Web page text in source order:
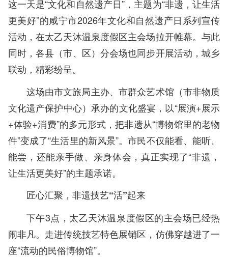
这一天是“文化和自然遗产日”，主题为“非遗，让生活
更美好”的咸宁市2026年文化和自然遗产日系列宣传
活动，在太乙天沐温泉度假区主会场拉开帷幕。与此
同时，各县（市、区）分会场也同步开展活动，城乡
联动，精彩纷呈。
这场由市文旅局主办、市群众艺术馆（市非物质
文化遗产保护中心）承办的文化盛宴，以“展演+展示
+体验+消费”的多元形式，把非遗从“博物馆里的老物
件”变成了“生活里的新风景”。市民不仅能看、能听、
能尝，还能亲手做、亲身体会，真正实现了“非遗，
让生活更美好”的主题承诺。
匠心汇聚，非遗技艺“活”起来
下午3点，太乙天沐温泉度假区的主会场已经热
闹非凡。走进传统技艺特色展销区，仿佛穿越进了一
座“流动的民俗博物馆”。